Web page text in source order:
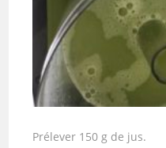
Prélever 150 g de jus.